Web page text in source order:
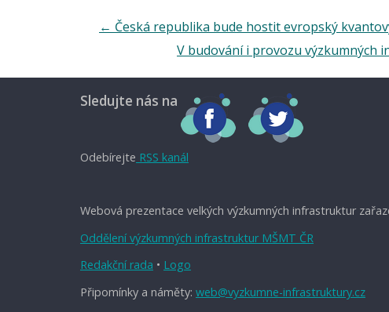
← Česká republika bude hostit evropský
V budování i provozu výzkumných
Sledujte nás na
Odebírejte RSS kanál
Webová prezentace velkých výzkumných infrastruktur
Oddělení výzkumných infrastruktur MŠMT ČR
Redakční rada • Logo
Připomínky a náměty: web@vyzkumne-infrastruktury.cz